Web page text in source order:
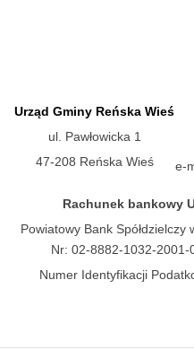
Urząd Gminy Reńska Wieś
ul. Pawłowicka 1
47-208 Reńska Wieś
e-
Rachunek bankowy
Powiatowy Bank Spółdzielczy
Nr: 02-8882-1032-2001-
Numer Identyfikacji